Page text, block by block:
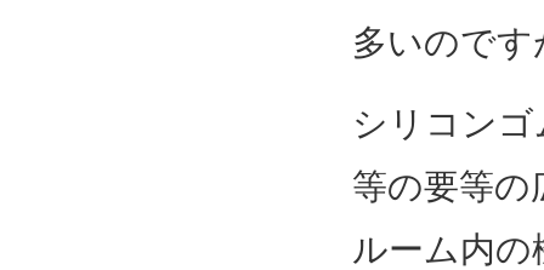
多いのです
シリコン
等の要等の
ルーム内